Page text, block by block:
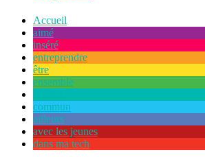
Accueil
aimé
inséré
entreprendre
être
ensemble
commun
ailleurs
avec les jeunes
dans ma tech